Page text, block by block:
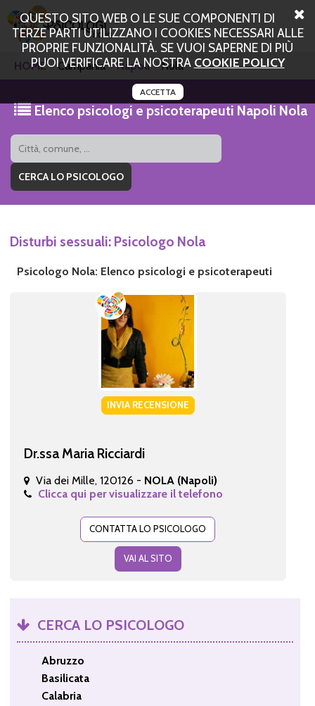
QUESTO SITO WEB O LE SUE COMPONENTI DI
TERZE PARTI UTILIZZANO I COOKIES NECESSARI ALLE
PROPRIE FUNZIONALITÀ. SE VUOI SAPERNE DI PIÙ
PUOI VERIFICARE LA NOSTRA COOKIE POLICY
ACCETTA
HOME Campania Napoli Nola
Elenco psicologi e psicoterapeuti Napoli Nola
Disturbi sessuali: Psicologo Nola
Psicologo Nola: Elenco psicologi e psicoterapeuti
INVIA RECENSIONE
Dr.ssa Maria Ricciardi
Via dei Mille, 120126 - NOLA (Napoli)
Clicca qui per visualizzare il telefono
CONTATTA LO PSICOLOGO
VAI AL SITO
CERCA LO PSICOLOGO
Abruzzo
Basilicata
Calabria